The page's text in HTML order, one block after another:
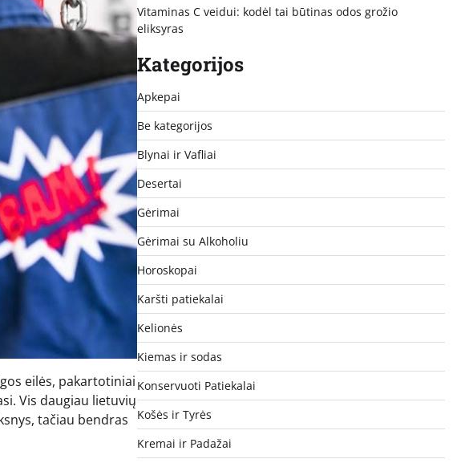
eilės, pakartotiniai
Vis daugiau lietuvių
tačiau bendras
Vitaminas C veidui: kodėl tai būtinas odos grožio
eliksyras
Kategorijos
Apkepai
Be kategorijos
Blynai ir Vafliai
Desertai
Gėrimai
Gėrimai su Alkoholiu
Horoskopai
Karšti patiekalai
Kelionės
Kiemas ir sodas
Konservuoti Patiekalai
Košės ir Tyrės
Kremai ir Padažai